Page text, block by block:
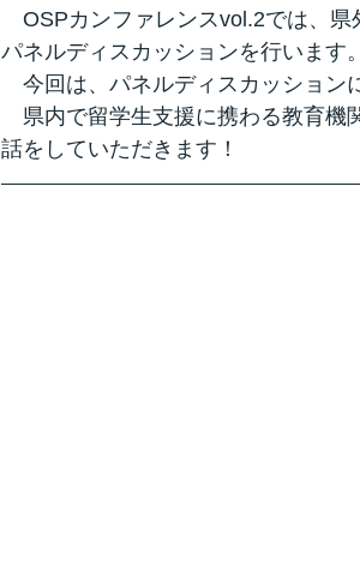
OSPカンファレンスvol.2では、県
パネルディスカッションを行います。
今回は、パネルディスカッション
県内で留学生支援に携わる教育機
話をしていただきます！